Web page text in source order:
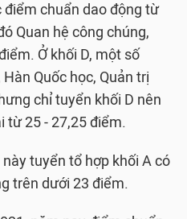
điểm chuẩn dao động từ
Quan hệ công chúng,
Ở khối D, một số
Quốc học, Quản trị
chỉ tuyển khối D nên
từ 25 - 27,25 điểm.
tuyển tổ hợp khối A có
trên dưới 23 điểm.